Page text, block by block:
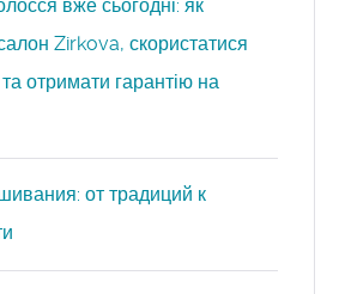
вже сьогодні: як
Zirkova, скористатися
отримати гарантію на
от традиций к